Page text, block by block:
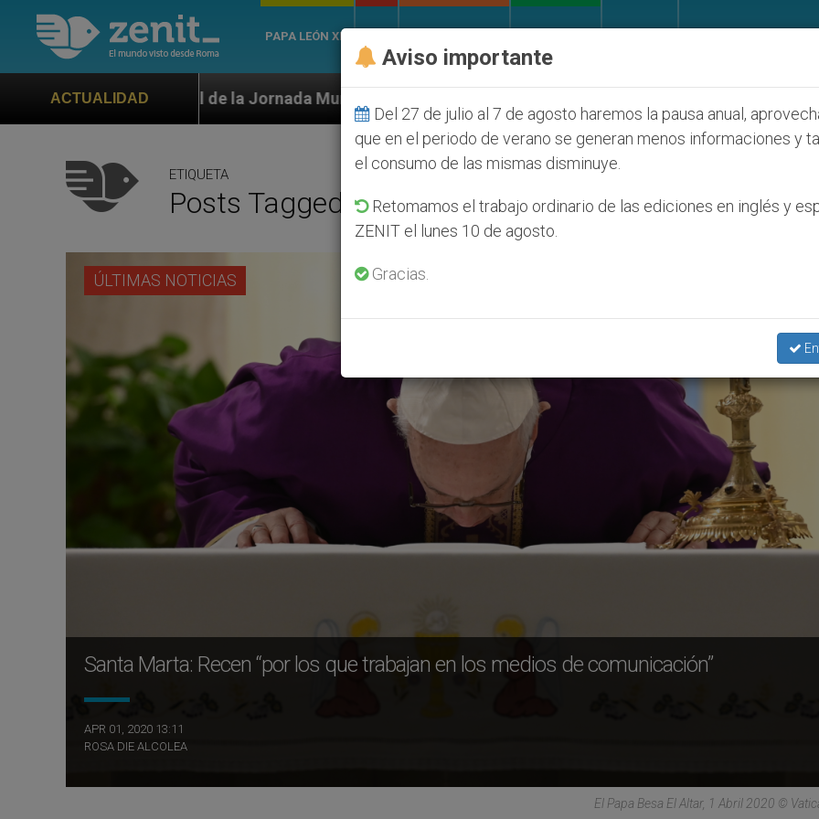
PAPA LEÓN XIV
ACTUALIDAD
la Jornada Mundial de la Juventud Seúl 2027 ONU se pronuncia ante caso de obispo católico
ETIQUETA
Posts Tagged ‘libres’
ÚLTIMAS NOTICIAS
Santa Marta: Recen “por los que trabajan en los medios de comunicación”
APR 01, 2020 13:11
ROSA DIE ALCOLEA
El Papa Besa El Altar, 1 Abril 2020 ©
Aviso importante
Del 27 de julio al 7 de agosto haremos la pausa anual,
que en el periodo de verano se generan menos informaciones y
el consumo de las mismas disminuye.
Retomamos el trabajo ordinario de las ediciones en inglés y
ZENIT el lunes 10 de agosto.
Gracias.